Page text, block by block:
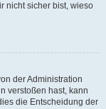
nicht sicher bist, wieso
der Administration
verstoßen hast, kann
die Entscheidung der